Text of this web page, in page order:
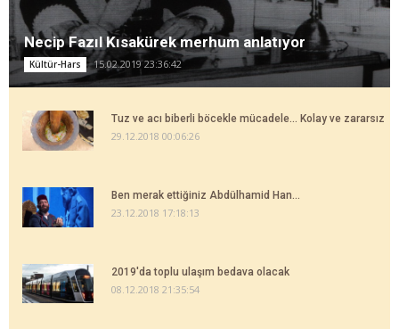
Necip Fazıl Kısakürek merhum anlatıyor
Kültür-Hars 15.02.2019 23:36:42
Tuz ve acı biberli böcekle mücadele... Kolay ve zararsız
29.12.2018 00:06:26
Ben merak ettiğiniz Abdülhamid Han...
23.12.2018 17:18:13
2019'da toplu ulaşım bedava olacak
08.12.2018 21:35:54